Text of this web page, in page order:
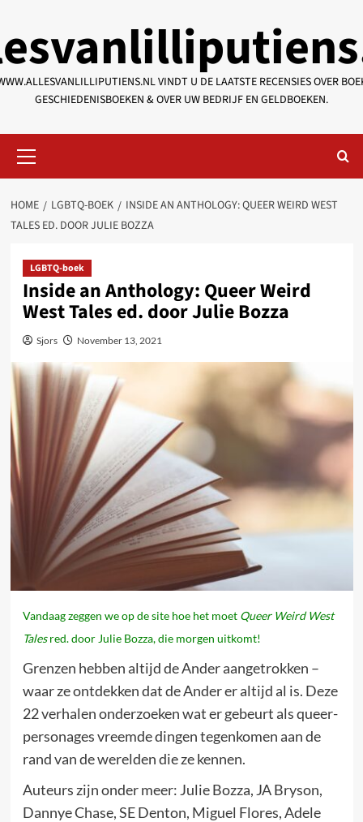
content
VINDT U DE LAATSTE RECENSIES OVER
GESCHIEDENISBOEKEN & OVER UW BEDRIJF EN GELDBOEKEN.
Menu
HOME LGBTQ-BOEK
INSIDE AN ANTHOLOGY: QUEER WEIRD WEST
TALES ED. DOOR JULIE BOZZA
LGBTQ-boek
Inside an Anthology: Queer Weird
West Tales ed. door Julie Bozza
Sjors November 13, 2021
Vandaag zeggen we op de site hoe het moet Queer Weird West
Talesred. door Julie Bozza, die morgen uitkomt!
Grenzen hebben altijd de Ander aangetrokken –
waar ze ontdekken dat de Ander er altijd al is. Deze
22 verhalen onderzoeken wat er gebeurt als queer-
personages vreemde dingen tegenkomen aan de
rand van de werelden die ze kennen.
Auteurs zijn onder meer: ​​Julie Bozza, JA Bryson,
Dannye Chase, SE Denton, Miguel Flores, Adele